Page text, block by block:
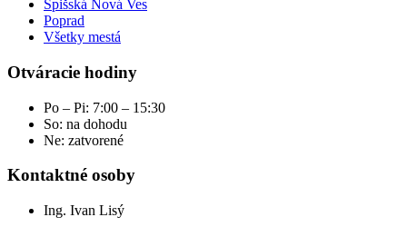
Spišská Nová Ves
Poprad
Všetky mestá
Otváracie hodiny
Po – Pi: 7:00 – 15:30
So: na dohodu
Ne: zatvorené
Kontaktné osoby
Ing. Ivan Lisý